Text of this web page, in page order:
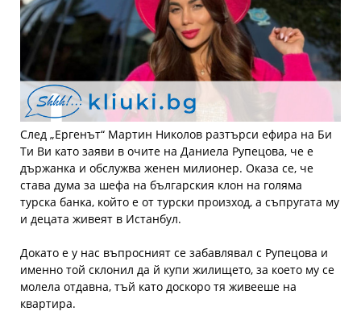
След „Ергенът“ Мартин Николов разтърси ефира на Би
Ти Ви като заяви в очите на Даниела Рупецова, че е
държанка и обслужва женен милионер. Оказа се, че
става дума за шефа на българския клон на голяма
турска банка, който е от турски произход, а съпругата му
и децата живеят в Истанбул.
Докато е у нас въпросният се забавлявал с Рупецова и
именно той склонил да й купи жилището, за което му се
молела отдавна, тъй като доскоро тя живееше на
квартира.